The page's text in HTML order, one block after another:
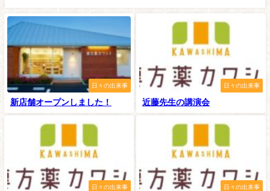
日々の出来事
新店舗オープンしました！
日々の出来事
近藤先生の講演会
日々の出来事 日々の出来事